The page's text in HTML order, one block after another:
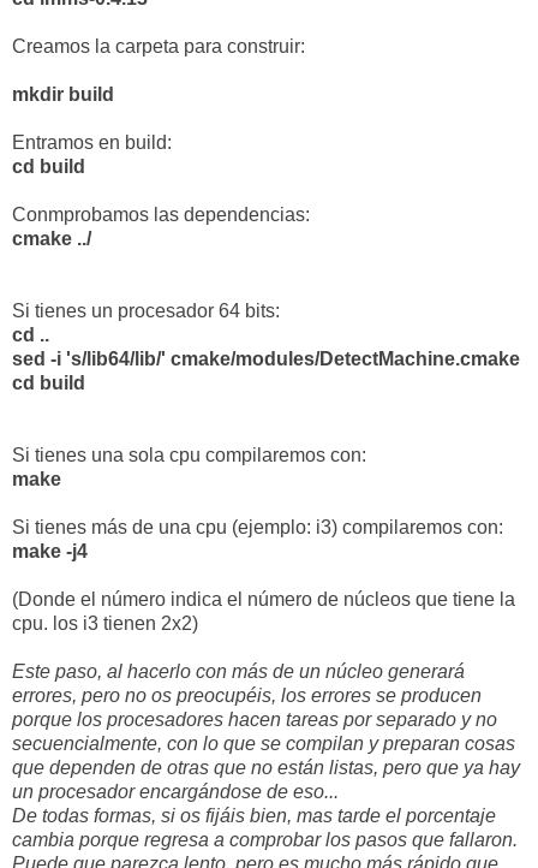
Creamos la carpeta para construir:
mkdir build
Entramos en build:
cd build
Conmprobamos las dependencias:
cmake ../
Si tienes un procesador 64 bits:
cd ..
sed -i 's/lib64/lib/' cmake/modules/DetectMachine.cmake
cd build
Si tienes una sola cpu compilaremos con:
make
Si tienes más de una cpu (ejemplo: i3) compilaremos con:
make -j4
(Donde el número indica el número de núcleos que tiene la
cpu. los i3 tienen 2x2)
Este paso, al hacerlo con más de un núcleo generará
errores, pero no os preocupéis, los errores se producen
porque los procesadores hacen tareas por separado y no
secuencialmente, con lo que se compilan y preparan cosas
que dependen de otras que no están listas, pero que ya hay
un procesador encargándose de eso...
De todas formas, si os fijáis bien, mas tarde el porcentaje
cambia porque regresa a comprobar los pasos que fallaron.